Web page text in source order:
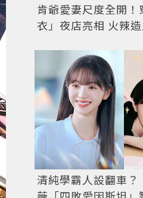
Boucheron於首爾最新潮流
肯爺愛妻尺度全開！
衣」夜店亮相 火辣
清純學霸人設翻車？